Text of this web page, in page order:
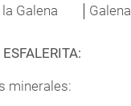
Galena Galena
minerales: